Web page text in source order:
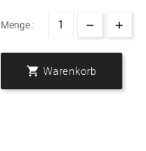
Menge :
 Warenkorb